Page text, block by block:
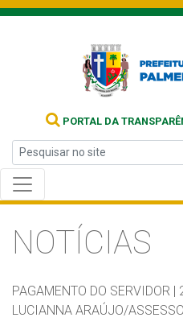
PORTAL DA
NOTÍCIAS
PAGAMENTO DO SERVIDOR |
LUCIANNA ARAÚJO/